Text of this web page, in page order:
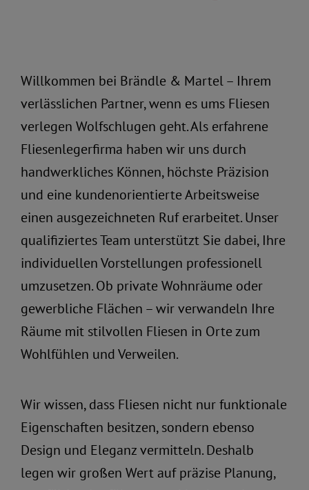
Willkommen bei Brändle & Martel – Ihrem
verlässlichen Partner, wenn es ums Fliesen
verlegen Wolfschlugen geht. Als erfahrene
Fliesenlegerfirma haben wir uns durch
handwerkliches Können, höchste Präzision
und eine kundenorientierte Arbeitsweise
einen ausgezeichneten Ruf erarbeitet. Unser
qualifiziertes Team unterstützt Sie dabei, Ihre
individuellen Vorstellungen professionell
umzusetzen. Ob private Wohnräume oder
gewerbliche Flächen – wir verwandeln Ihre
Räume mit stilvollen Fliesen in Orte zum
Wohlfühlen und Verweilen.
Wir wissen, dass Fliesen nicht nur funktionale
Eigenschaften besitzen, sondern ebenso
Design und Eleganz vermitteln. Deshalb
legen wir großen Wert auf präzise Planung,